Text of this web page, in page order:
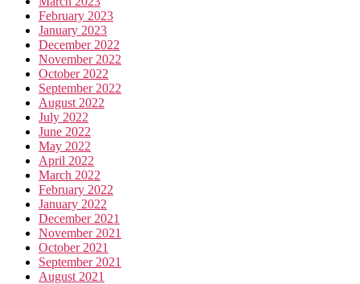
February 2023
January 2023
December 2022
November 2022
October 2022
September 2022
August 2022
July 2022
June 2022
May 2022
April 2022
March 2022
February 2022
January 2022
December 2021
November 2021
October 2021
September 2021
August 2021